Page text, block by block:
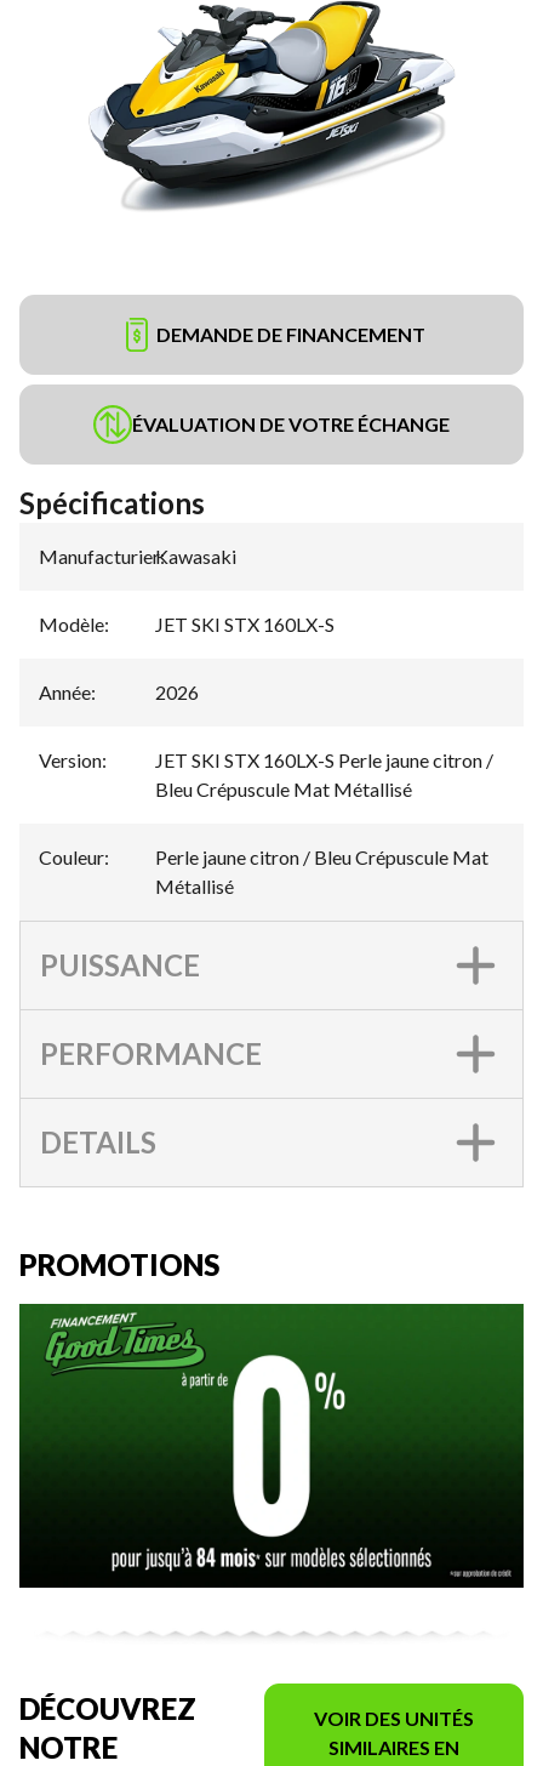
DEMANDE DE FINANCEMENT
ÉVALUATION DE VOTRE ÉCHANGE
Spécifications
Manufacturier:
Kawasaki
Modèle: JET SKI STX 160LX-S
Année: 2026
Version:
JET SKI STX 160LX-S Perle jaune citron /
Bleu Crépuscule Mat Métallisé
Couleur:
Perle jaune citron / Bleu Crépuscule Mat
Métallisé
PUISSANCE
PERFORMANCE
DETAILS
PROMOTIONS
DÉCOUVREZ
NOTRE
VOIR DES UNITÉS
SIMILAIRES EN